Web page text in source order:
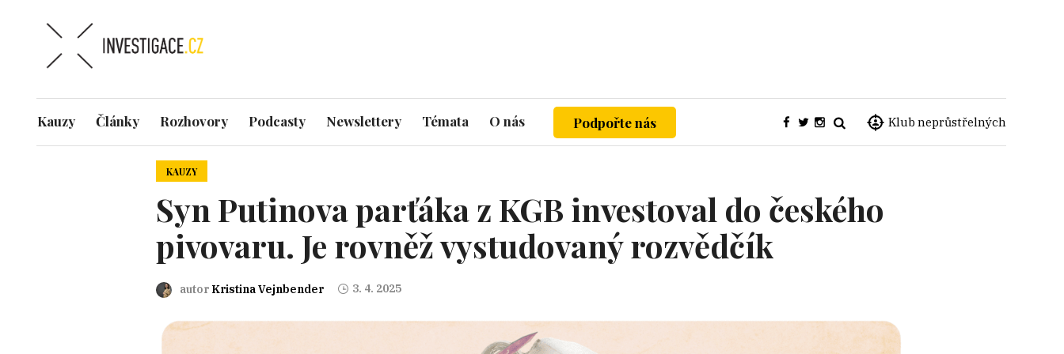
Klub neprůstřelných
Kauzy Články Rozhovory Podcasty Newslettery Témata O nás Podpořte nás
KAUZY
Syn Putinova parťáka z KGB investoval do českého
pivovaru. Je rovněž vystudovaný rozvědčík
autor Kristina Vejnbender 3. 4. 2025